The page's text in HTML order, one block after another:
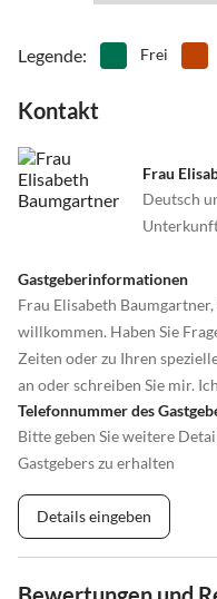
Legende: Frei
Kontakt
Frau
Deutsch
Gastgeberinformationen
Frau Elisabeth
willkommen. Haben Sie
Zeiten oder zu Ihren
an oder schreiben Sie mir.
Telefonnummer des
Bitte geben Sie weitere
Gastgebers zu erhalten
Details eingeben